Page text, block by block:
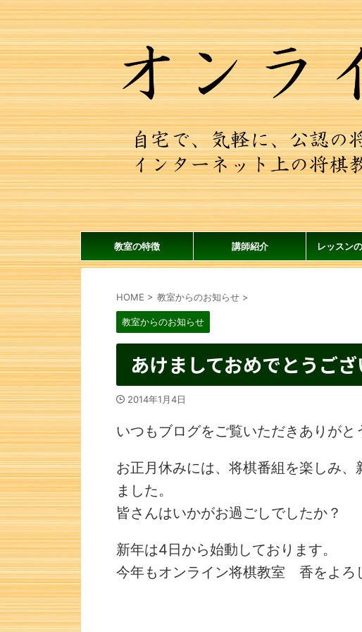
教室の特徴 講師紹介 レッスン
HOME > 教室からのお知らせ >
教室からのお知らせ
あけましておめでとうご
2014年1月4日
いつもブログをご覧いただきありがと
お正月休みには、将棋番組を楽しみ
ました。
皆さんはいかがお過ごしでしたか？
新年は4日から始動しております。
今年もオンライン将棋教室 香をよろ